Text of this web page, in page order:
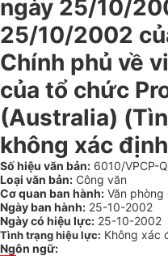
ngày 25/10/
25/10/2002
Chính phủ về
của tổ chức
(Australia)
không xác
Số hiệu văn bản: 6010/VPCP-
Loại văn bản: Công văn
Cơ quan ban hành: Văn phòng
Ngày ban hành: 25-10-2002
Ngày có hiệu lực: 25-10-2002
Tình trạng hiệu lực: Không xác
Ngôn ngữ: